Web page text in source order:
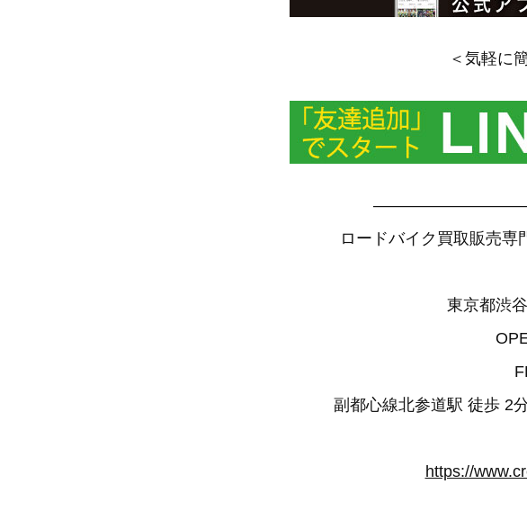
＜気軽に
ロードバイク買取販売専
東京都渋
副都心線北参道駅 徒歩 2
https://